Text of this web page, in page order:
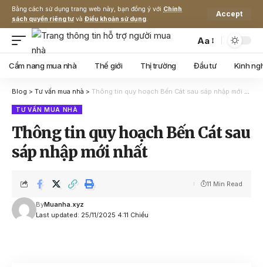
Bằng cách sử dụng trang web này, bạn đồng ý với Chính
sách quyền riêng tư và Điều khoản sử dụng.
Accept
Aa
Cẩm nang mua nhà Thế giới Thị trường Đầu tư Kinh
Blog > Tư vấn mua nhà > Thông tin quy hoạch Bến Cát sau sáp nhập mới nhất
TƯ VẤN MUA NHÀ
Thông tin quy hoạch Bến Cát sau
sáp nhập mới nhất
Last updated: 25/11/2025 4:11 Chiều
ByMuanha.xyz
11 Min Read